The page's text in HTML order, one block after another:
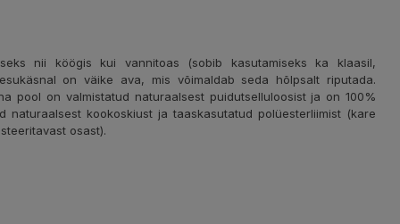
nii köögis kui vannitoas (sobib kasutamiseks ka klaasil,
on väike ava, mis võimaldab seda hõlpsalt riputada.
pool on valmistatud naturaalsest puidutselluloosist ja on 100%
kookoskiust ja taaskasutatud polüesterliimist (kare
osast).